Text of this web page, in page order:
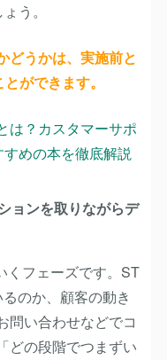
う。
どうかは、実施前と
ができます。
は？カスタマーサポ
めの本を徹底解説
ョンを取りながらデ
くフェーズです。ST
のか、顧客の動き
問い合わせなどでコ
どの段階でつまずい